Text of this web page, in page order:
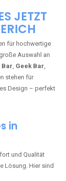
JETZT
für hochwertige
Auswahl an
Bar, Geek Bar,
stehen für
Design – perfekt
in
und Qualität
Lösung. Hier sind